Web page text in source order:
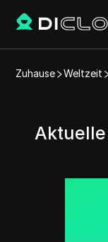
Zuhause Weltzeit
Aktuelle